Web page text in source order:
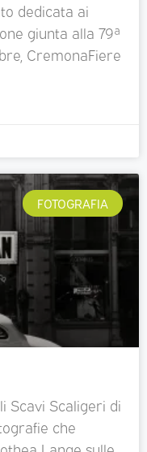
dedicata ai
giunta alla 79ª
CremonaFiere
FOTOGRAFIA
Scavi Scaligeri di
che